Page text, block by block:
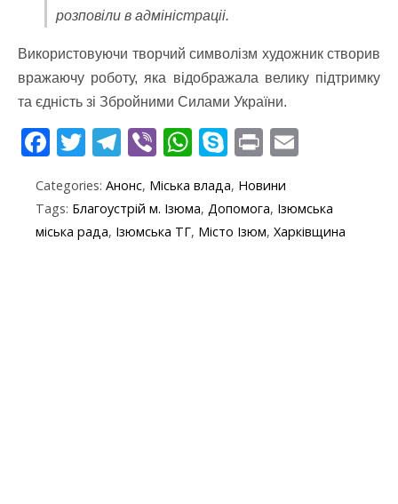
розповіли в адміністраціі.
Використовуючи творчий символізм художник створив
вражаючу роботу, яка відображала велику підтримку
та єдність зі Збройними Силами України.
F
e
b
T
itt
er
T
e
gr
Vi
er
W
at
s
S
y
p
Pr
t ai
l
Categories: Анонс, Міська влада, Новини
Tags: Благоустрій м. Ізюма, Допомога, Ізюмська
міська рада, Ізюмська ТГ, Місто Ізюм, Харківщина